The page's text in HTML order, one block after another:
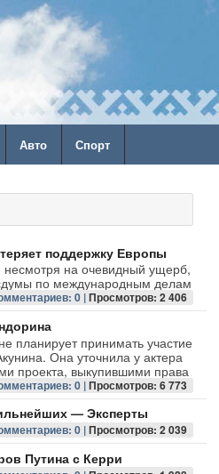
Авто Спорт
поддержку Европы
несмотря на очевидный ущерб,
по международным делам
0 |Просмотров: 2 406
планирует принимать участие
Она уточнила у актера
проекта, выкупившими права
0 |Просмотров: 6 773
— Эксперты
0 |Просмотров: 2 039
Путина с Керри